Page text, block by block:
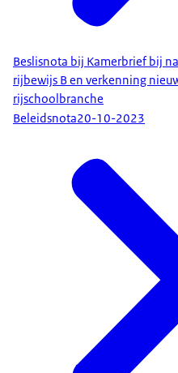
Beslisnota bij Kamerbrief bij
rijbewijs B en verkenning
rijschoolbranche
Beleidsnota20-10-2023